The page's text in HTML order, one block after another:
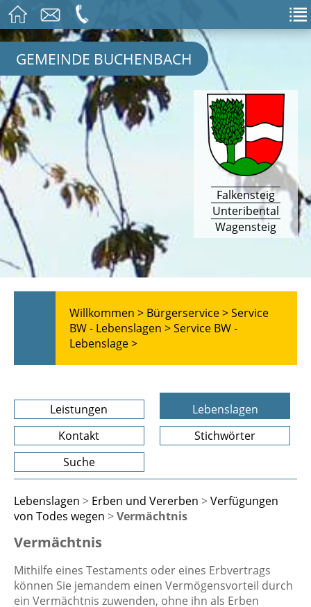
GEMEINDE BUCHENBACH
Falkensteig
Unteribental
Wagensteig
Willkommen > Bürgerservice >Service
BW - Lebenslagen >Service BW -
Lebenslage >
Leistungen
Lebenslagen
Kontakt
Stichwörter
Suche
Lebenslagen > Erben und Vererben >Verfügungen
von Todes wegen >Vermächtnis
Vermächtnis
Mithilfe eines Testaments oder eines Erbvertrags
können Sie jemandem einen Vermögensvorteil durch
ein Vermächtnis zuwenden, ohne ihn als Erben